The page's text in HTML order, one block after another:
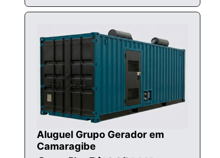
Aluguel Grupo Gerador em
Camaragibe